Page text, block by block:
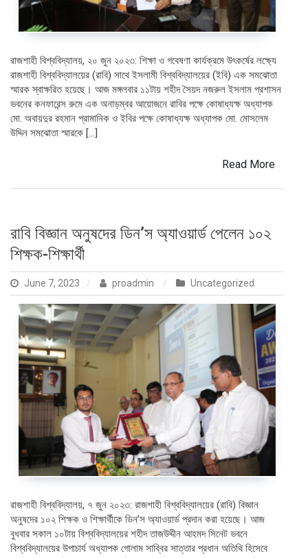
রাজশাহী বিশ্ববিদ্যালয়, ২০ জুন ২০২৩: শিক্ষা ও গবেষণা কার্যক্রমে উৎকর্ষের লক্ষ্যে
রাজশাহী বিশ্ববিদ্যালয়ের (রাবি) সাথে ইসলামী বিশ্ববিদ্যালয়ের (ইবি) এক সমঝোতা
স্মারক স্বাক্ষরিত হয়েছে। আজ মঙ্গলবার ১১টায় শহীদ সৈয়দ নজরুল ইসলাম প্রশাসন
ভবনের কনফারেন্স রুমে এক অনাড়ম্বর আয়োজনে রাবির পক্ষে কোষাধ্যক্ষ অধ্যাপক
মো. অবায়দুর রহমান প্রামানিক ও ইবির পক্ষে কোষাধ্যক্ষ অধ্যাপক মো. মোসলেম
উদ্দিন সমঝোতা স্মারকে […]
Read More
রাবি বিজ্ঞান অনুষদের ডিন’স অ্যাওয়ার্ড পেলেন ১০২
শিক্ষক-শিক্ষার্থী
June 7, 2023 proadmin Uncategorized
রাজশাহী বিশ্ববিদ্যালয়, ৭ জুন ২০২৩: রাজশাহী বিশ্ববিদ্যালয়ের (রাবি) বিজ্ঞান
অনুষদের ১০২ শিক্ষক ও শিক্ষার্থীকে ডিন’স অ্যাওয়ার্ড প্রদান করা হয়েছে। আজ
বুধবার সকাল ১০টায় বিশ্ববিদ্যালয়ের শহীদ তাজউদ্দীন আহমদ সিনেট ভবনে
বিশ্ববিদ্যালয়ের উপাচার্য অধ্যাপক গোলাম সাব্বির সাত্তার প্রধান অতিথি হিসেবে